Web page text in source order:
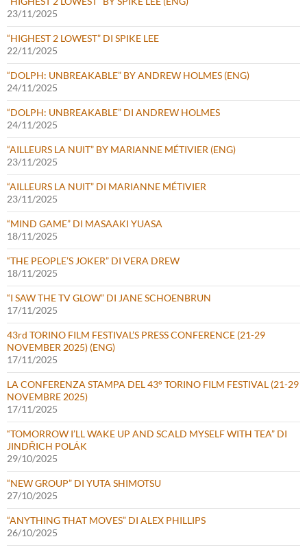
23/11/2025
“HIGHEST 2 LOWEST” DI SPIKE LEE
22/11/2025
“DOLPH: UNBREAKABLE” BY ANDREW HOLMES (ENG)
24/11/2025
“DOLPH: UNBREAKABLE” DI ANDREW HOLMES
24/11/2025
“AILLEURS LA NUIT” BY MARIANNE MÉTIVIER (ENG)
23/11/2025
“AILLEURS LA NUIT” DI MARIANNE MÉTIVIER
23/11/2025
“MIND GAME” DI MASAAKI YUASA
18/11/2025
“THE PEOPLE’S JOKER” DI VERA DREW
18/11/2025
“I SAW THE TV GLOW” DI JANE SCHOENBRUN
17/11/2025
43rd TORINO FILM FESTIVAL’S PRESS CONFERENCE (21-29
NOVEMBER 2025) (ENG)
17/11/2025
LA CONFERENZA STAMPA DEL 43° TORINO FILM FESTIVAL (21-29
NOVEMBRE 2025)
17/11/2025
“TOMORROW I’LL WAKE UP AND SCALD MYSELF WITH TEA” DI
JINDŘICH POLÁK
29/10/2025
“NEW GROUP” DI YUTA SHIMOTSU
27/10/2025
“ANYTHING THAT MOVES” DI ALEX PHILLIPS
26/10/2025